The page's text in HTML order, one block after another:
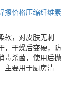
擦价格压缩纤维素
软，对皮肤无刺
，干燥后变硬，防
毒杀菌，使用后抛
主要用于厨房清